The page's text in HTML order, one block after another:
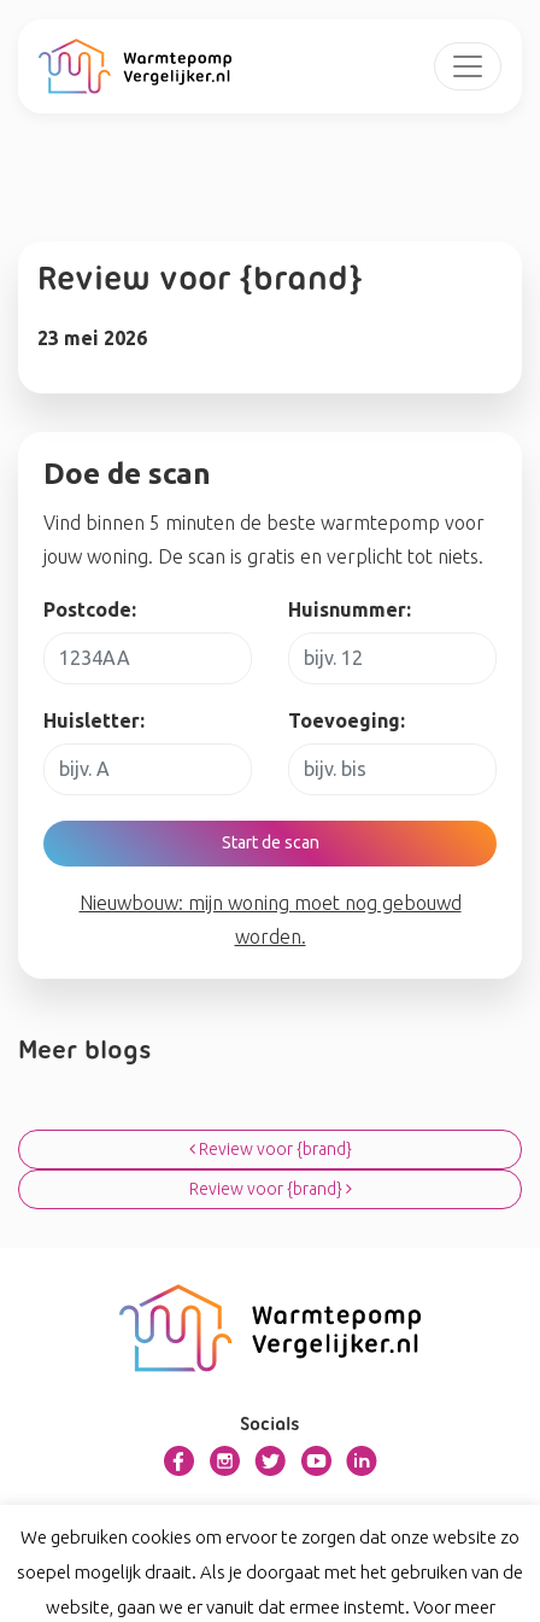
Review voor {brand}
23 mei 2026
Doe de scan
Vind binnen 5 minuten de beste warmtepomp voor
jouw woning. De scan is gratis en verplicht tot niets.
Postcode: Huisnummer:
Huisletter: Toevoeging:
Start de scan
Nieuwbouw: mijn woning moet nog gebouwd
worden.
Meer blogs
Review voor {brand}
Review voor {brand}
Socials
Contact
Privacy
Disclaimer
We gebruiken cookies om ervoor te zorgen dat onze website zo
soepel mogelijk draait. Als je doorgaat met het gebruiken van de
website, gaan we er vanuit dat ermee instemt. Voor meer